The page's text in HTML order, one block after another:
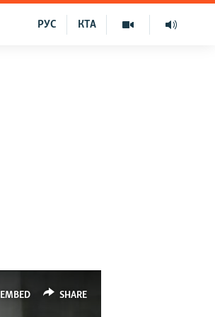
КТА
РУС
EMBED SHARE